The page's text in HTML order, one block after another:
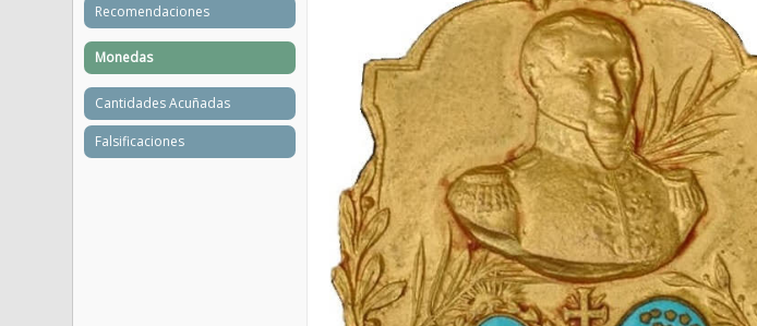
Recomendaciones
Monedas
Cantidades Acuñadas
Falsificaciones